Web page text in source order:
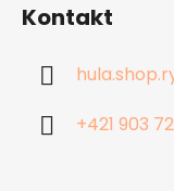
Kontakt
+421 903